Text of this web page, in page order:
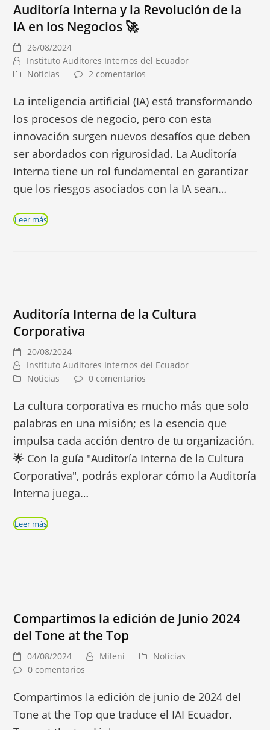
Auditoría Interna y la Revolución de la
IA en los Negocios 🚀
26/08/2024
Instituto Auditores Internos del Ecuador
Noticias
2 comentarios
La inteligencia artificial (IA) está transformando
los procesos de negocio, pero con esta
innovación surgen nuevos desafíos que deben
ser abordados con rigurosidad. La Auditoría
Interna tiene un rol fundamental en garantizar
que los riesgos asociados con la IA sean…
Leer más
Auditoría Interna de la Cultura
Corporativa
20/08/2024
Instituto Auditores Internos del Ecuador
Noticias
0 comentarios
La cultura corporativa es mucho más que solo
palabras en una misión; es la esencia que
impulsa cada acción dentro de tu organización.
🌟 Con la guía "Auditoría Interna de la Cultura
Corporativa", podrás explorar cómo la Auditoría
Interna juega…
Leer más
Compartimos la edición de Junio 2024
del Tone at the Top
04/08/2024 Mileni
Noticias
0 comentarios
Compartimos la edición de junio de 2024 del
Tone at the Top que traduce el IAI Ecuador.